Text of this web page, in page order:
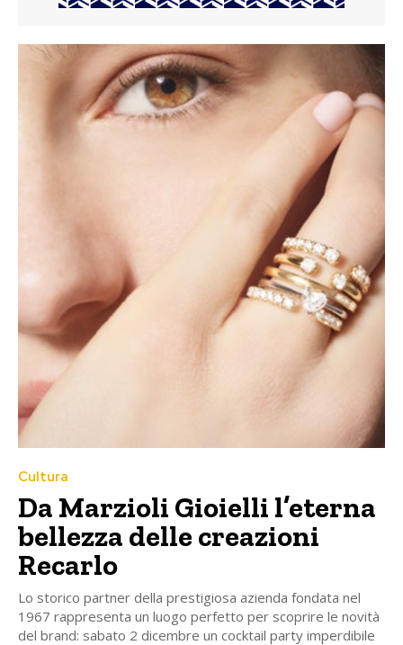
Cultura
Da Marzioli Gioielli l’eterna
bellezza delle creazioni
Recarlo
Lo storico partner della prestigiosa azienda fondata nel
1967 rappresenta un luogo perfetto per scoprire le novità
del brand: sabato 2 dicembre un cocktail party imperdibile